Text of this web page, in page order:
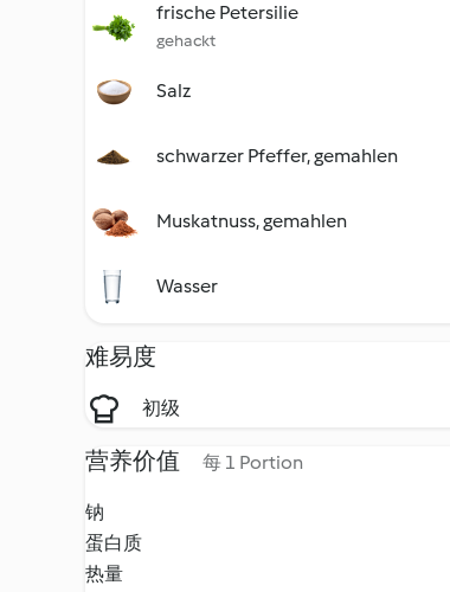
frische Petersilie
gehackt
Salz
schwarzer Pfeffer, gemahlen
Muskatnuss, gemahlen
Wasser
难易度
初级
营养价值 每 1 Portion
钠
蛋白质
热量